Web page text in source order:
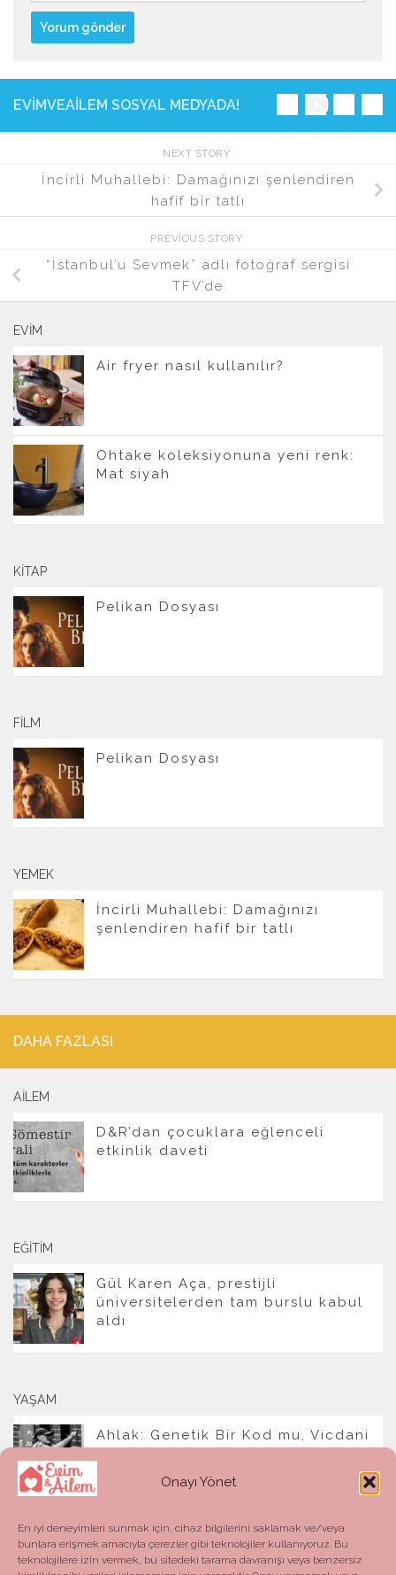
Onayı Yönet
En iyi deneyimleri sunmak için, cihaz bilgilerini saklamak ve/veya
bunlara erişmek amacıyla çerezler gibi teknolojiler kullanıyoruz. Bu
teknolojilere izin vermek, bu sitedeki tarama davranışı veya benzersiz
EVIMVEAILEM SOSYAL MEDYADA!
NEXT STORY
İncirli Muhallebi: Damağınızı şenlendiren
hafif bir tatlı
PREVIOUS STORY
“İstanbul’u Sevmek” adlı fotoğraf sergisi
TFV’de
EVIM
Air fryer nasıl kullanılır?
Ohtake koleksiyonuna yeni renk:
Mat siyah
KITAP
Pelikan Dosyası
FILM
Pelikan Dosyası
YEMEK
İncirli Muhallebi: Damağınızı
şenlendiren hafif bir tatlı
DAHA FAZLASI
AILEM
D&R’dan çocuklara eğlenceli
etkinlik daveti
EĞITIM
Gül Karen Aça, prestijli
üniversitelerden tam burslu kabul
aldı
YAŞAM
Ahlak: Genetik Bir Kod mu, Vicdani